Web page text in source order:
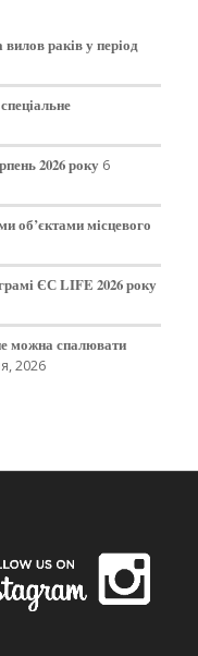
раків у період
2026 року 6
об’єктами місцевого
ЄС LIFE 2026 року
можна спалювати
2026